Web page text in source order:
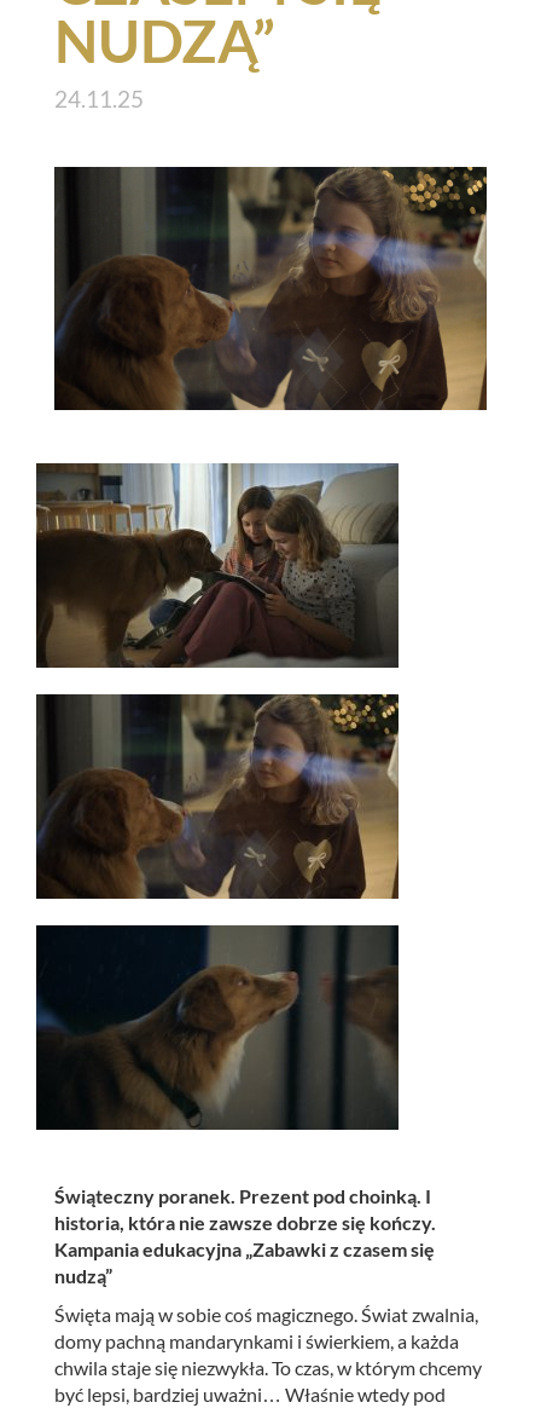
NUDZĄ”
24.11.25
Świąteczny poranek. Prezent pod choinką. I
historia, która nie zawsze dobrze się kończy.
Kampania edukacyjna „Zabawki z czasem się
nudzą”
Święta mają w sobie coś magicznego. Świat zwalnia,
domy pachną mandarynkami i świerkiem, a każda
chwila staje się niezwykła. To czas, w którym chcemy
być lepsi, bardziej uważni… Właśnie wtedy pod